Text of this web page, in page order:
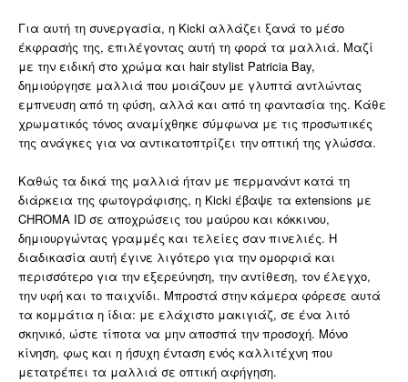
Για αυτή τη συνεργασία, η Kicki αλλάζει ξανά το μέσο
έκφρασής της, επιλέγοντας αυτή τη φορά τα μαλλιά. Μαζί
με την ειδική στο χρώμα και hair stylist Patricia Bay,
δημιούργησε μαλλιά που μοιάζουν με γλυπτά αντλώντας
εμπνευση από τη φύση, αλλά και από τη φαντασία της. Κάθε
χρωματικός τόνος αναμίχθηκε σύμφωνα με τις προσωπικές
της ανάγκες για να αντικατοπτρίζει την οπτική της γλώσσα.
Καθώς τα δικά της μαλλιά ήταν με περμανάντ κατά τη
διάρκεια της φωτογράφισης, η Kicki έβαψε τα extensions με
CHROMA ID σε αποχρώσεις του μαύρου και κόκκινου,
δημιουργώντας γραμμές και τελείες σαν πινελιές. Η
διαδικασία αυτή έγινε λιγότερο για την ομορφιά και
περισσότερο για την εξερεύνηση, την αντίθεση, τον έλεγχο,
την υφή και το παιχνίδι. Μπροστά στην κάμερα φόρεσε αυτά
τα κομμάτια η ίδια: με ελάχιστο μακιγιάζ, σε ένα λιτό
σκηνικό, ώστε τίποτα να μην αποσπά την προσοχή. Μόνο
κίνηση, φως και η ήσυχη ένταση ενός καλλιτέχνη που
μετατρέπει τα μαλλιά σε οπτική αφήγηση.